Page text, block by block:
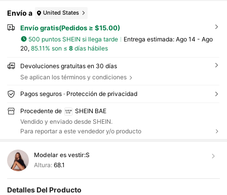
Envío a United States
Envío gratis(Pedidos ≥ $15.00)
500 puntos SHEIN si llega tarde Entrega estimada: Ago 14 - Ago
20, 85.11% son ≤ 8días hábiles
Devoluciones gratuitas en 30 días
Se aplican los términos y condiciones
Pagos seguros · Protección de privacidad
Procedente de
SHEIN BAE
Vendido y enviado desde SHEIN.
Para reportar a este vendedor y/o producto
Modelar es vestir:S
Altura: 68.1
Detalles Del Producto